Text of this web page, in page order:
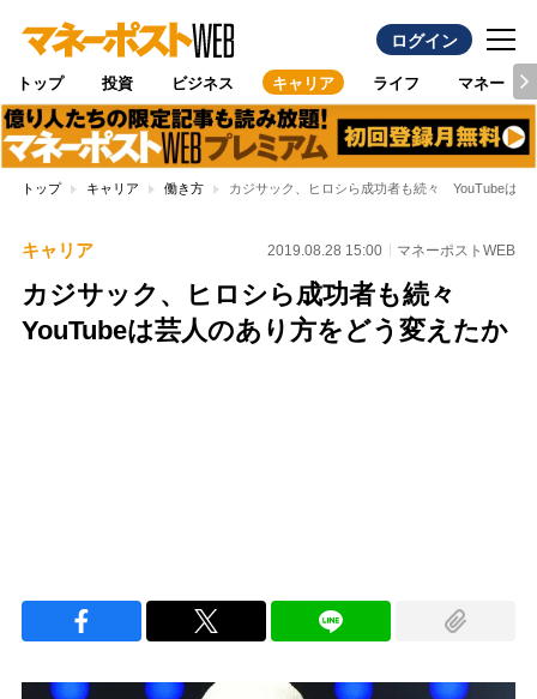
ログイン
トップ 投資 ビジネス キャリア ライフ マネー
トップ キャリア 働き方 カジサック、ヒロシら成功者も続々 YouTubeは芸
キャリア 2019.08.28 15:00 マネーポストWEB
カジサック、ヒロシら成功者も続々
YouTubeは芸人のあり方をどう変えたか